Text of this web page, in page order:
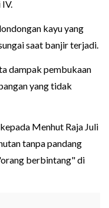
kayu yang
saat banjir terjadi.
dampak pembukaan
yang tidak
Menhut Raja Juli
tanpa pandang
berbintang" di